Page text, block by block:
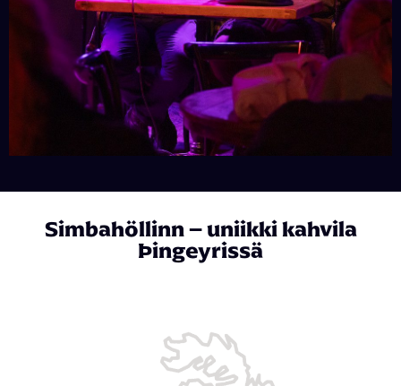
Simbahöllinn – uniikki kahvila
Þingeyrissä